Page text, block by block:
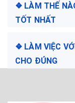
❖ LÀM THẾ
TỐT NHẤT
❖ LÀM VIỆC
CHO ĐÚNG